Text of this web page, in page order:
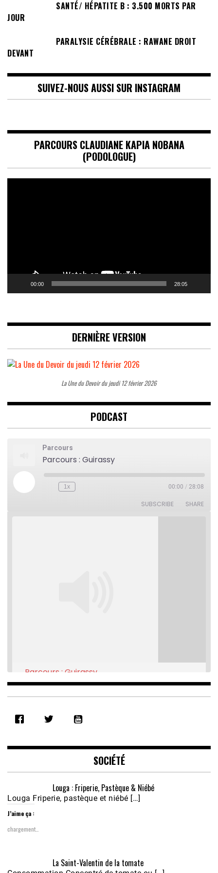
SANTÉ/ HÉPATITE B : 3.500 MORTS PAR
JOUR
PARALYSIE CÉRÉBRALE : RAWANE DROIT
DEVANT
SUIVEZ-NOUS AUSSI SUR INSTAGRAM
PARCOURS CLAUDIANE KAPIA NOBANA
(PODOLOGUE)
00:00 28:05
DERNIÈRE VERSION
La Une du Devoir du jeudi 12 février 2026
PODCAST
Parcours
Parcours : Guirassy
Play
Episode
Rewind
1x 00:00 / 28:08
SUBSCRIBE SHARE
RSS FEED
EMBED
Parcours : Guirassy
Feb 16, 2021 • 28:08
Nobana (Podologue)
Feb 24, 2021 • 28mn
SOCIÉTÉ
Louga : Friperie, Pastèque & Niébé
Louga Friperie, pastèque et niébé […]
J’aime ça :
chargement…
La Saint-Valentin de la tomate